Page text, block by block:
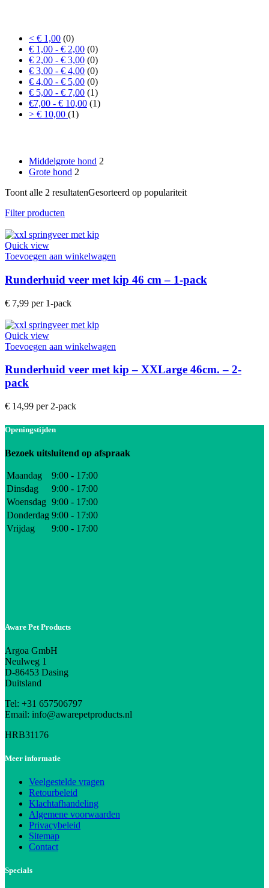
< € 1,00 (0)
€ 1,00 - € 2,00 (0)
€ 2,00 - € 3,00 (0)
€ 3,00 - € 4,00 (0)
€ 4,00 - € 5,00 (0)
€ 5,00 - € 7,00 (1)
€7,00 - € 10,00 (1)
> € 10,00 (1)
Middelgrote hond 2
Grote hond 2
Toont alle 2 resultatenGesorteerd op populariteit
Filter producten
Quick view
Toevoegen aan winkelwagen
Runderhuid veer met kip 46 cm – 1-pack
€ 7,99 per 1-pack
Quick view
Toevoegen aan winkelwagen
Runderhuid veer met kip – XXLarge 46cm. – 2-
pack
€ 14,99 per 2-pack
Openingstijden
Bezoek uitsluitend op afspraak
Maandag
9:00 - 17:00
Dinsdag
9:00 - 17:00
Woensdag 9:00 - 17:00
Donderdag 9:00 - 17:00
Vrijdag
9:00 - 17:00
Aware Pet Products
Argoa GmbH
Neulweg 1
D-86453 Dasing
Duitsland
Tel: +31 657506797
Email: info@awarepetproducts.nl
HRB31176
Meer informatie
Veelgestelde vragen
Retourbeleid
Klachtafhandeling
Algemene voorwaarden
Privacybeleid
Sitemap
Contact
Specials